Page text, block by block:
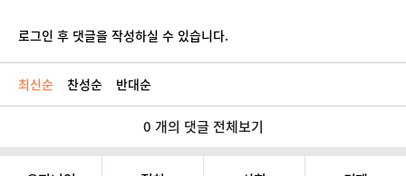
로그인 후 댓글을 작성하실 수 있습니다.
최신순 찬성순 반대순
0 개의 댓글 전체보기